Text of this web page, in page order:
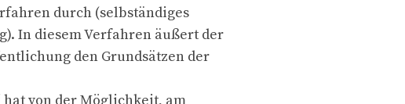
durch (selbständiges
In diesem Verfahren äußert der
den Grundsätzen der
von der Möglichkeit, am